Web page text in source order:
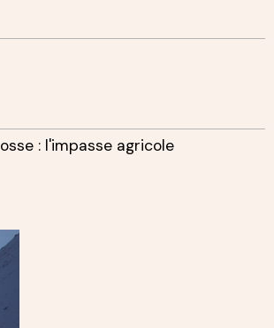
: l'impasse agricole